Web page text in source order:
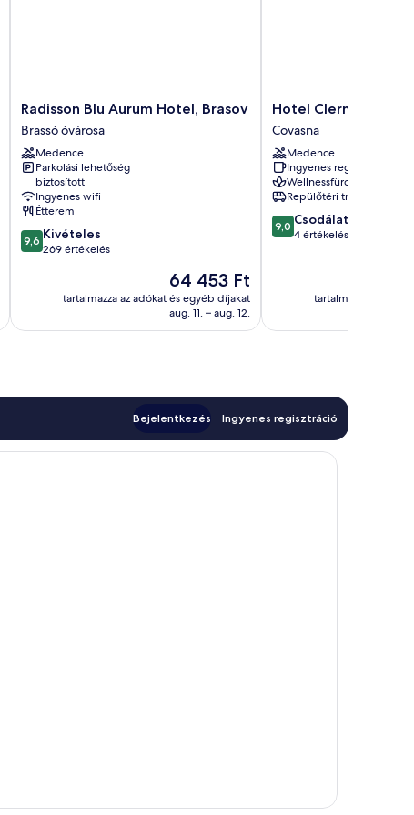
Radisson
Blu
Aurum
Hotel,
Brasov
Brassó
óvárosa
Radisson Blu Aurum Hotel, Brasov
Brassó óvárosa
Medence
Parkolási lehetőség
biztosított
Ingyenes wifi
Étterem
9.6
ennyiből:
9,6 Kivételes
269 értékelés
Az
ár
64 453 Ft
64 453 Ft
tartalmazza az adókat és egyéb díjakat
aug. 11. – aug. 12.
Hotel
Clermont
Covasna
Hotel Clermont
Covasna
Medence
Ingyenes reggeli
Wellnessfürdő
Repülőtéri transzfer
9.0
ennyiből:
értékelés
9,0 Csodálatos
4 értékelés
tartalmazza az
Bejelentkezés Ingyenes regisztráció